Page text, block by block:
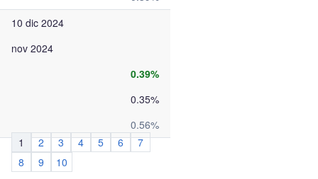
10 dic 2024
nov 2024
0.39%
0.35%
0.56%
1
2 3 4 5 6
7
8
9
10